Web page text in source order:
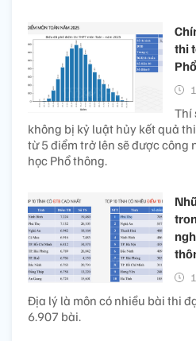
thi
Thí
không bị kỷ luật hủy kết quả
từ 5 điểm trở lên sẽ được công
học Phổ thông.
Địa lý là môn có nhiều bài thi
6.907 bài.